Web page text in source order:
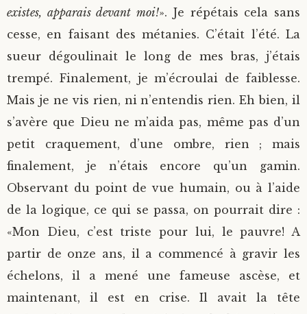
existes, apparais devant moi!». Je répétais cela sans
cesse, en faisant des métanies. C’était l’été. La
sueur dégoulinait le long de mes bras, j’étais
trempé. Finalement, je m’écroulai de faiblesse.
Mais je ne vis rien, ni n’entendis rien. Eh bien, il
s’avère que Dieu ne m’aida pas, même pas d’un
petit craquement, d’une ombre, rien ; mais
finalement, je n’étais encore qu’un gamin.
Observant du point de vue humain, ou à l’aide
de la logique, ce qui se passa, on pourrait dire :
«Mon Dieu, c’est triste pour lui, le pauvre! A
partir de onze ans, il a commencé à gravir les
échelons, il a mené une fameuse ascèse, et
maintenant, il est en crise. Il avait la tête